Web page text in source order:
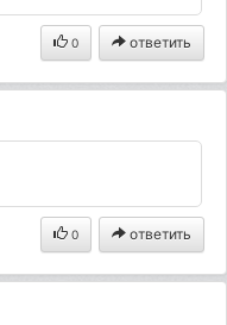
0 ответить
0 ответить